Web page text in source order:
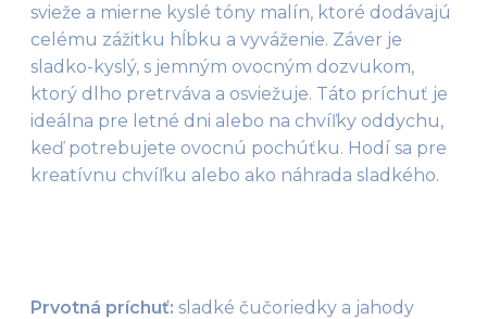
svieže a mierne kyslé tóny malín, ktoré dodávajú
celému zážitku hĺbku a vyváženie. Záver je
sladko-kyslý, s jemným ovocným dozvukom,
ktorý dlho pretrváva a osviežuje. Táto príchuť je
ideálna pre letné dni alebo na chvíľky oddychu,
keď potrebujete ovocnú pochúťku. Hodí sa pre
kreatívnu chvíľku alebo ako náhrada sladkého.
Prvotná príchuť: sladké čučoriedky a jahody